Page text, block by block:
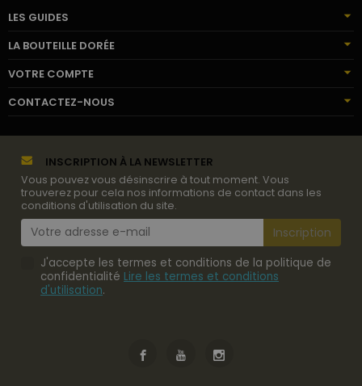
LES GUIDES
LA BOUTEILLE DORÉE
VOTRE COMPTE
CONTACTEZ-NOUS
INSCRIPTION À LA NEWSLETTER
Vous pouvez vous désinscrire à tout moment. Vous
trouverez pour cela nos informations de contact dans les
conditions d'utilisation du site.
J'accepte les termes et conditions de la politique de
confidentialité Lire les termes et conditions
d'utilisation.